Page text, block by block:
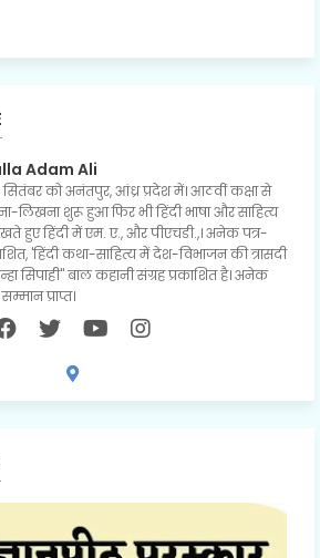
Adam Ali
को अनंतपुर, आंध्र प्रदेश में। आठवीं कक्षा से
लिखना शुरू हुआ फिर भी हिंदी भाषा और साहित्य
हुए हिंदी में एम. ए., और पीएचडी.,। अनेक पत्र-
'हिंदी कथा-साहित्य में देश-विभाजन की त्रासदी
सिपाही" बाल कहानी संग्रह प्रकाशित है। अनेक
प्राप्त।